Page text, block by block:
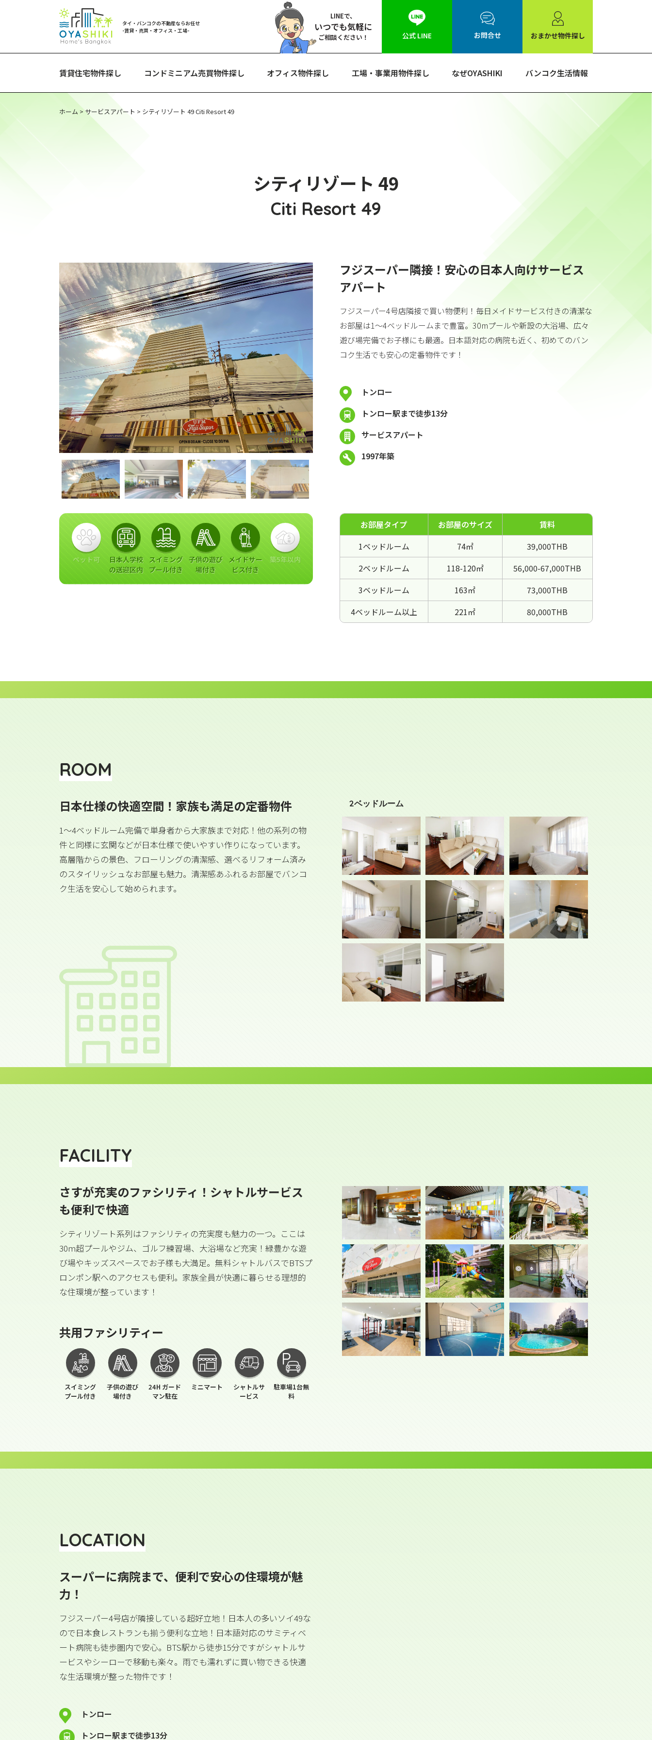
タイ・バンコクの不動産ならお任せ
-賃貸・売買・オフィス・工場-
LINEで、
いつでも気軽に
ご相談ください！ 公式 LINE お問合せ おまかせ物件探し
賃貸住宅物件探し コンドミニアム売買物件探し オフィス物件探し 工場・事業用物件探し なぜOYASHIKI バンコク生活情報
ホーム >サービスアパート > シティリゾート 49 Citi Resort 49
シティリゾート 49
Citi Resort 49
フジスーパー隣接！安心の日本人向けサービス
アパート
フジスーパー4号店隣接で買い物便利！毎日メイドサービス付きの清潔な
お部屋は1〜4ベッドルームまで豊富。30mプールや新設の大浴場、広々
遊び場完備でお子様にも最適。日本語対応の病院も近く、初めてのバン
コク生活でも安心の定番物件です！
トンロー
トンロー駅まで徒歩13分
サービスアパート
1997年築
お部屋タイプ お部屋のサイズ
賃料
1ベッドルーム
74㎡
39,000THB
2ベッドルーム
118-120㎡
56,000-67,000THB
3ベッドルーム
163㎡
73,000THB
4ベッドルーム以上
221㎡ 80,000THB
ペット可
日本人学校
の送迎区内
スイミング
プール付き
子供の遊び
場付き
メイドサー
ビス付き
築5年以内
ROOM
日本仕様の快適空間！家族も満足の定番物件
1〜4ベッドルーム完備で単身者から大家族まで対応！他の系列の物
件と同様に玄関などが日本仕様で使いやすい作りになっています。
高層階からの景色、フローリングの清潔感、選べるリフォーム済み
のスタイリッシュなお部屋も魅力。清潔感あふれるお部屋でバンコ
ク生活を安心して始められます。
2ベッドルーム
FACILITY
さすが充実のファシリティ！シャトルサービス
も便利で快適
シティリゾート系列はファシリティの充実度も魅力の一つ。ここは
30m超プールやジム、ゴルフ練習場、大浴場など充実！緑豊かな遊
び場やキッズスペースでお子様も大満足。無料シャトルバスでBTSプ
ロンポン駅へのアクセスも便利。家族全員が快適に暮らせる理想的
な住環境が整っています！
共用ファシリティー
スイミング
プール付き
子供の遊び
場付き
24H ガード
マン駐在
ミニマート
シャトルサ
ービス
駐車場1台無
料
LOCATION
スーパーに病院まで、便利で安心の住環境が魅
力！
フジスーパー4号店が隣接している超好立地！日本人の多いソイ49な
ので日本食レストランも揃う便利な立地！日本語対応のサミティベ
ート病院も徒歩圏内で安心。BTS駅から徒歩15分ですがシャトルサ
ービスやシーローで移動も楽々。雨でも濡れずに買い物できる快適
な生活環境が整った物件です！
トンロー
トンロー駅まで徒歩13分